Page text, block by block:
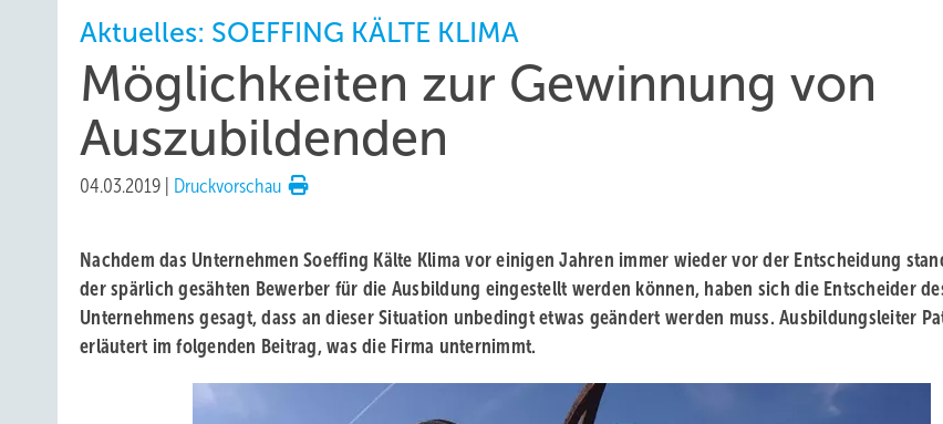
Aktuelles: SOEFFING KÄLTE KLIMA
Möglichkeiten zur Gewinnung von
Auszubildenden
04.03.2019 Druckvorschau
Nachdem das Unternehmen Soeffing Kälte Klima vor einigen Jahren immer wieder vor der Entscheidung
der spärlich gesähten Bewerber für die Ausbildung eingestellt werden können, haben sich die Entscheider
Unternehmens gesagt, dass an dieser Situation unbedingt etwas geändert werden muss. Ausbildungsleiter
erläutert im folgenden Beitrag, was die Firma unternimmt.